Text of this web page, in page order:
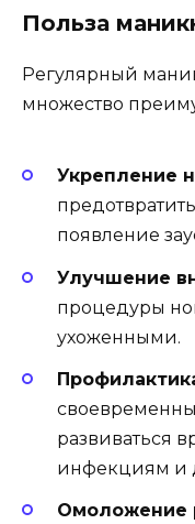
Польза
Регулярный
множество
Укрепление
появление
Улучшение
процедуры
ухоженными.
развиваться
инфекциям и
Омоложение